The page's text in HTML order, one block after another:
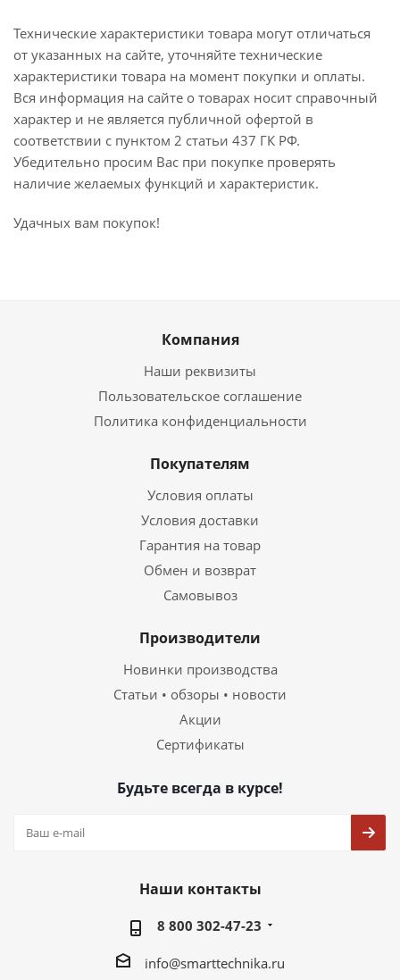
Технические характеристики товара могут отличаться
от указанных на сайте, уточняйте технические
характеристики товара на момент покупки и оплаты.
Вся информация на сайте о товарах носит справочный
характер и не является публичной офертой в
соответствии с пунктом 2 статьи 437 ГК РФ.
Убедительно просим Вас при покупке проверять
наличие желаемых функций и характеристик.
Удачных вам покупок!
Компания
Наши реквизиты
Пользовательское соглашение
Политика конфиденциальности
Покупателям
Условия оплаты
Условия доставки
Гарантия на товар
Обмен и возврат
Самовывоз
Производители
Новинки производства
Статьи • обзоры • новости
Акции
Сертификаты
Будьте всегда в курсе!
Наши контакты
8 800 302-47-23
info@smarttechnika.ru